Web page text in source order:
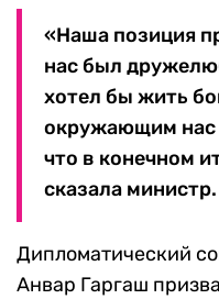
«Наша позиция
нас был
хотел бы жить
окружающим нас
что в конечном
сказала министр.
Дипломатический
Анвар Гаргаш